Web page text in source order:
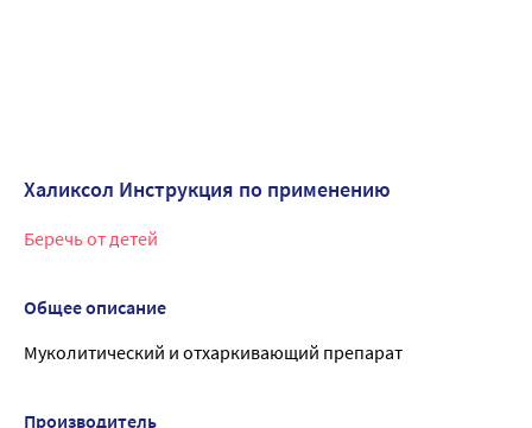
Халиксол Инструкция по применению
Беречь от детей
Общее описание
Муколитический и отхаркивающий препарат
Производитель